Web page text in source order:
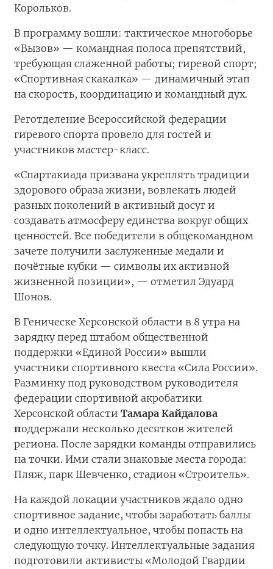
Корольков.
В программу вошли: тактическое многоборье
«Вызов» — командная полоса препятствий,
требующая слаженной работы; гиревой спорт;
«Спортивная скакалка» — динамичный этап
на скорость, координацию и командный дух.
Реготделение Всероссийской федерации
гиревого спорта провело для гостей и
участников мастер-класс.
«Спартакиада призвана укреплять традиции
здорового образа жизни, вовлекать людей
разных поколений в активный досуг и
создавать атмосферу единства вокруг общих
ценностей. Все победители в общекомандном
зачете получили заслуженные медали и
почётные кубки — символы их активной
жизненной позиции», — отметил Эдуард
Шонов.
В Геническе Херсонской области в 8 утра на
зарядку перед штабом общественной
поддержки «Единой России» вышли
участники спортивного квеста «Сила России».
Разминку под руководством руководителя
федерации спортивной акробатики
Херсонской области Тамара Кайдалова
поддержали несколько десятков жителей
региона. После зарядки команды отправились
на точки. Ими стали знаковые места города:
Пляж, парк Шевченко, стадион «Строитель».
На каждой локации участников ждало одно
спортивное задание, чтобы заработать баллы
и одно интеллектуальное, чтобы попасть на
следующую точку. Интеллектуальные задания
подготовили активисты «Молодой Гвардии